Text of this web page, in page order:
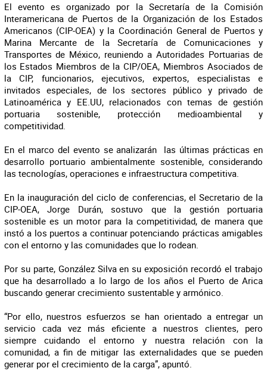
El evento es organizado por la Secretaría de la Comisión
Interamericana de Puertos de la Organización de los Estados
Americanos (CIP-OEA) y la Coordinación General de Puertos y
Marina Mercante de la Secretaría de Comunicaciones y
Transportes de México, reuniendo a Autoridades Portuarias de
los Estados Miembros de la CIP/OEA, Miembros Asociados de
la CIP, funcionarios, ejecutivos, expertos, especialistas e
invitados especiales, de los sectores público y privado de
Latinoamérica y EE.UU, relacionados con temas de gestión
portuaria sostenible, protección medioambiental y
competitividad.
En el marco del evento se analizarán las últimas prácticas en
desarrollo portuario ambientalmente sostenible, considerando
las tecnologías, operaciones e infraestructura competitiva.
En la inauguración del ciclo de conferencias, el Secretario de la
CIP-OEA, Jorge Durán, sostuvo que la gestión portuaria
sostenible es un motor para la competitividad, de manera que
instó a los puertos a continuar potenciando prácticas amigables
con el entorno y las comunidades que lo rodean.
Por su parte, González Silva en su exposición recordó el trabajo
que ha desarrollado a lo largo de los años el Puerto de Arica
buscando generar crecimiento sustentable y armónico.
“Por ello, nuestros esfuerzos se han orientado a entregar un
servicio cada vez más eficiente a nuestros clientes, pero
siempre cuidando el entorno y nuestra relación con la
comunidad, a fin de mitigar las externalidades que se pueden
generar por el crecimiento de la carga”, apuntó.